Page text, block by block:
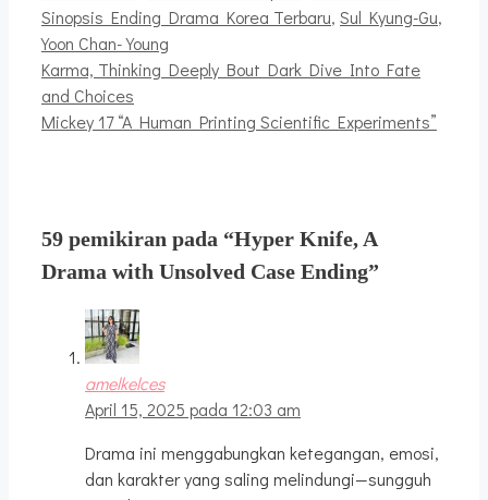
Sinopsis Ending Drama Korea Terbaru, Sul Kyung-Gu,
Yoon Chan-Young
Karma, Thinking Deeply Bout Dark Dive Into Fate
and Choices
Mickey 17 “A Human Printing Scientific Experiments”
59 pemikiran pada “Hyper Knife, A
Drama with Unsolved Case Ending”
amelkelces
April 15, 2025 pada 12:03 am
Drama ini menggabungkan ketegangan, emosi,
dan karakter yang saling melindungi—sungguh